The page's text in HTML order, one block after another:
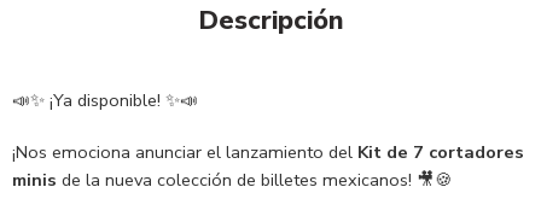
Descripción
📣✨ ¡Ya disponible! ✨📣
¡Nos emociona anunciar el lanzamiento del Kit de 7 cortadores
minis de la nueva colección de billetes mexicanos! 🎥🍪